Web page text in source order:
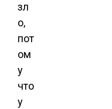
зл
о,
пот
ом
у
что
у